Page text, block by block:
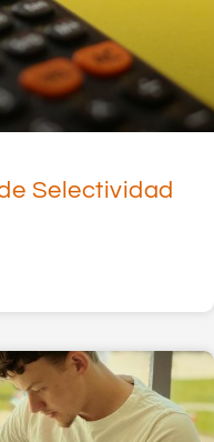
Selectividad